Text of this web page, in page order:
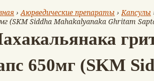
›Аюрведические препараты ›Капсулы
(SKM Siddha Mahakalyanaka Ghritam
650мг (SKM